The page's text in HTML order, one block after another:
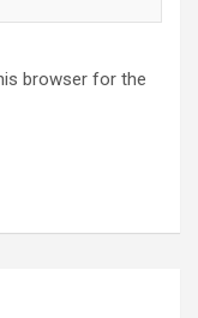
browser for the